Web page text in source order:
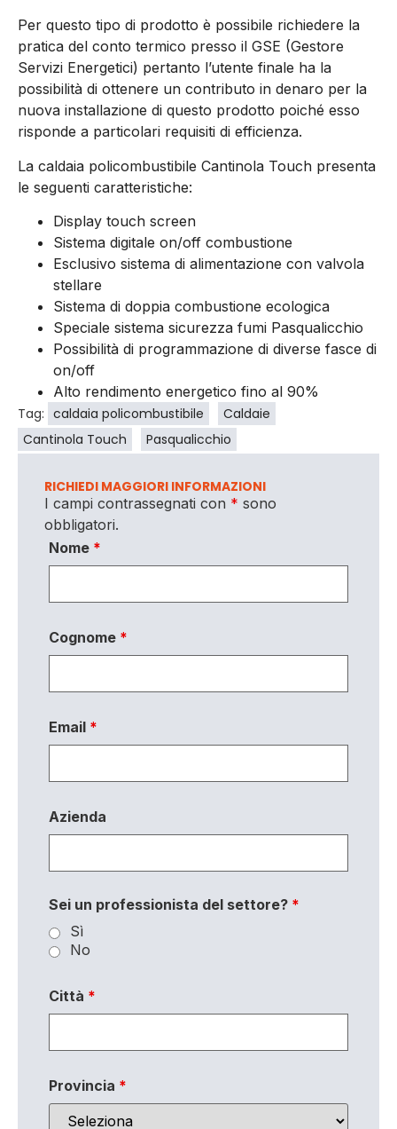
Per questo tipo di prodotto è possibile richiedere la
pratica del conto termico presso il GSE (Gestore
Servizi Energetici) pertanto l’utente finale ha la
possibilità di ottenere un contributo in denaro per la
nuova installazione di questo prodotto poiché esso
risponde a particolari requisiti di efficienza.
La caldaia policombustibile Cantinola Touch presenta
le seguenti caratteristiche:
Display touch screen
Sistema digitale on/off combustione
Esclusivo sistema di alimentazione con valvola
stellare
Sistema di doppia combustione ecologica
Speciale sistema sicurezza fumi Pasqualicchio
Possibilità di programmazione di diverse fasce di
on/off
Alto rendimento energetico fino al 90%
Tag: caldaia policombustibile
Caldaie
Cantinola Touch
Pasqualicchio
RICHIEDI MAGGIORI INFORMAZIONI
I campi contrassegnati con * sono
obbligatori.
Nome *
Cognome *
Email *
Azienda
Sei un professionista del settore? *
Sì
No
Città *
Provincia *